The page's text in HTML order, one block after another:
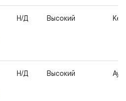
Н/Д Высокий
Н/Д Высокий